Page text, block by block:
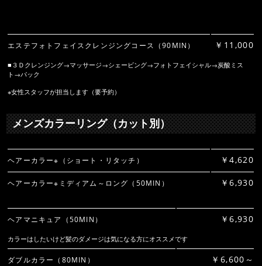
エステフォトフェイスクレンジングコース（90MIN） ￥11,000
■３Ｄクレンジング→マッサージ→シェービング→フォトフェイシャル→炭酸ミス
ト→パック
※女性スタッフが担当します（要予約）
メンズカラーリング（カット別）
ヘアーカラー※（ショート・リタッチ） ￥4,620
ヘアーカラー※ミディアム～ロング（50MIN） ￥6,930
ヘアマニキュア（50MIN） ￥6,930
カラーはしたいけど髪のダメージは気になる方にオススメです
ダブルカラー（80MIN） ￥6,600～